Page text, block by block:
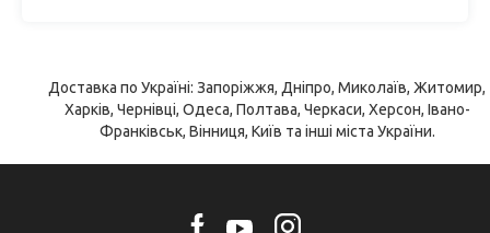
Доставка по Україні: Запоріжжя, Дніпро, Миколаїв, Житомир,
Харків, Чернівці, Одеса, Полтава, Черкаси, Херсон, Івано-
Франківськ, Вінниця, Київ та інші міста України.